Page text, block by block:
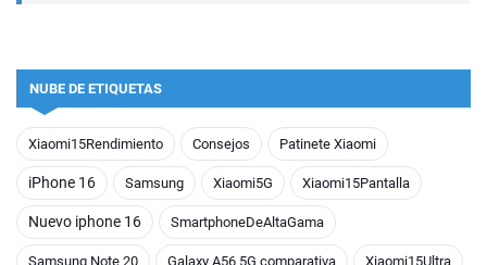
NUBE DE ETIQUETAS
Xiaomi15Rendimiento Consejos Patinete Xiaomi
iPhone 16 Samsung Xiaomi5G Xiaomi15Pantalla
Nuevo iphone 16 SmartphoneDeAltaGama
Samsung Note 20 Galaxy A56 5G comparativa Xiaomi15Ultra